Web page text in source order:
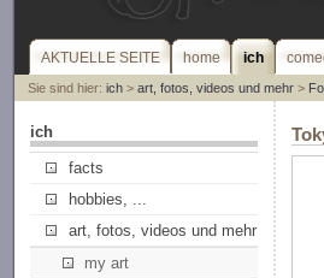
AKTUELLE SEITE home ich
Sie sind hier: ich> art, fotos, videos und mehr>
ich
facts
hobbies, ...
art, fotos, videos und mehr
my art